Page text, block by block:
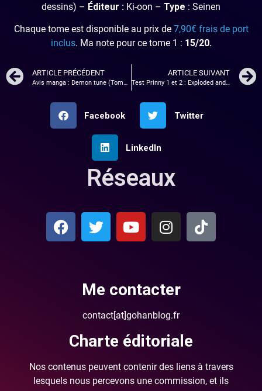
dessins) – Éditeur : Ki-oon – Type : Seinen
Chaque tome est disponible au prix de 7,90€ frais de port
inclus. Ma note pour ce tome 1 : 15/20.
ARTICLE PRÉCÉDENT
Avis manga : Demon tune (Tome 3)
ARTICLE SUIVANT
Test Prinny 1 et 2 : Exploded and Reloaded : Un pingouin ça explose mec !
Facebook Twitter
LinkedIn
Réseaux
Me contacter
contact[at]gohanblog.fr
Charte éditoriale
Nos contenus peuvent contenir des liens à travers
lesquels nous percevons une commission, et ils